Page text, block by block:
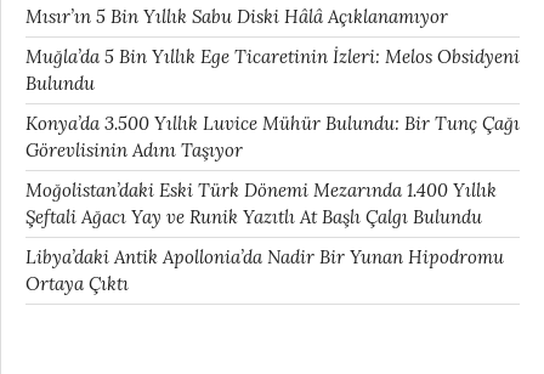
Mısır’ın 5 Bin Yıllık Sabu Diski Hâlâ Açıklanamıyor
Muğla’da 5 Bin Yıllık Ege Ticaretinin İzleri: Melos Obsidyeni
Bulundu
Konya’da 3.500 Yıllık Luvice Mühür Bulundu: Bir Tunç Çağı
Görevlisinin Adını Taşıyor
Moğolistan’daki Eski Türk Dönemi Mezarında 1.400 Yıllık
Şeftali Ağacı Yay ve Runik Yazıtlı At Başlı Çalgı Bulundu
Libya’daki Antik Apollonia’da Nadir Bir Yunan Hipodromu
Ortaya Çıktı